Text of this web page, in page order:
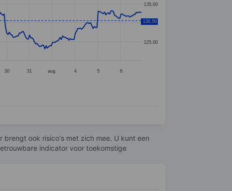
30 31 aug. 4 5 6
125,00
130,00
135,00
130,50
ook risico's met zich mee. U kunt een
indicator voor toekomstige